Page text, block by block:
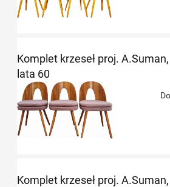
Komplet krzeseł proj.
lata 60
Komplet krzeseł proj.